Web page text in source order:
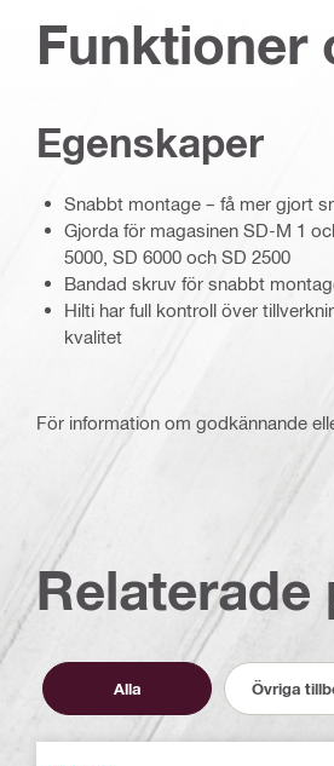
Funktioner
Egenskaper
Snabbt montage – få mer gjort
Gjorda för magasinen SD-M 1
5000, SD 6000 och SD 2500
Bandad skruv för snabbt
Hilti har full kontroll över
kvalitet
För information om godkännande
Alla Övriga